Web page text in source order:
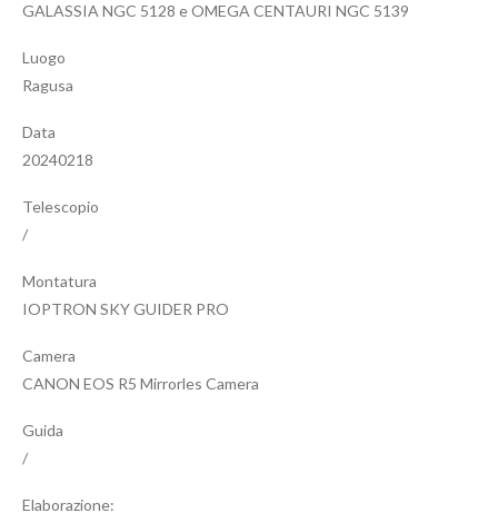
GALASSIA NGC 5128 e OMEGA CENTAURI NGC 5139
Luogo
Ragusa
Data
20240218
Telescopio
/
Montatura
IOPTRON SKY GUIDER PRO
Camera
CANON EOS R5 Mirrorles Camera
Guida
/
Elaborazione: